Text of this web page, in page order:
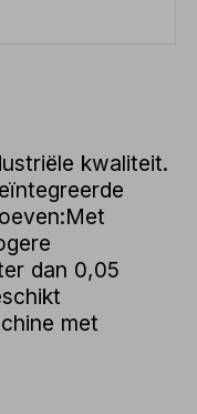
kwaliteit.
dan 0,05
met